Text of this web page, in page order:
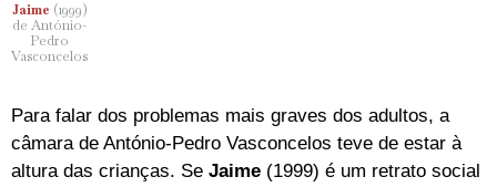
Jaime (1999)
de António-
Pedro
Vasconcelos
Para falar dos problemas mais graves dos adultos, a
câmara de António-Pedro Vasconcelos teve de estar à
altura das crianças. Se Jaime (1999) é um retrato social